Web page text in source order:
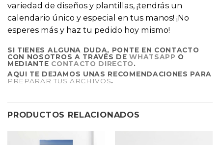
variedad de diseños y plantillas, ¡tendrás un
calendario único y especial en tus manos! ¡No
esperes más y haz tu pedido hoy mismo!
SI TIENES ALGUNA DUDA, PONTE EN CONTACTO
CON NOSOTROS A TRAVÉS DEWHATSAPP O
MEDIANTE CONTACTO DIRECTO.
AQUI TE DEJAMOS UNAS RECOMENDACIONES PARA
PREPARAR TUS ARCHIVOS.
PRODUCTOS RELACIONADOS